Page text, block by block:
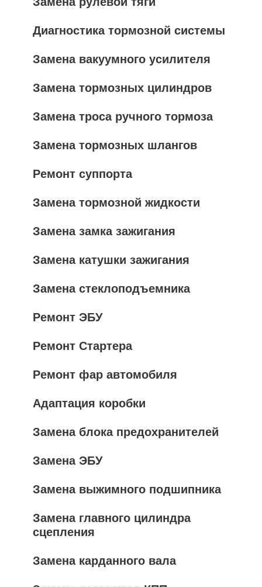
Диагностика тормозной системы
Замена вакуумного усилителя
Замена тормозных цилиндров
Замена троса ручного тормоза
Замена тормозных шлангов
Ремонт суппорта
Замена тормозной жидкости
Замена замка зажигания
Замена катушки зажигания
Замена стеклоподъемника
Ремонт ЭБУ
Ремонт Стартера
Ремонт фар автомобиля
Адаптация коробки
Замена блока предохранителей
Замена ЭБУ
Замена выжимного подшипника
Замена главного цилиндра
сцепления
Замена карданного вала